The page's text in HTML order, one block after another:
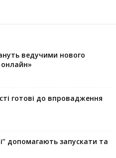
ведучими нового
готові до впровадження
допомагають запускaти та